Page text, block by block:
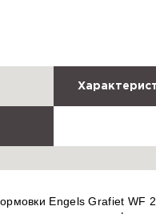
Engels Grafiet WF